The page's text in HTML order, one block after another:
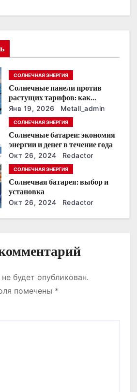
СОЛНЕЧНАЯ ЭНЕРГИЯ
Солнечные панели против
растущих тарифов: как
сохранить
энергонезависимость в
ближайшие годы
Янв 19, 2026 Metall_admin
СОЛНЕЧНАЯ ЭНЕРГИЯ
Солнечные батареи: экономия
энергии и денег в течение года
Окт 26, 2024 Redactor
СОЛНЕЧНАЯ ЭНЕРГИЯ
Солнечная батарея: выбор и
установка
Окт 26, 2024 Redactor
будет опубликован.
помечены *